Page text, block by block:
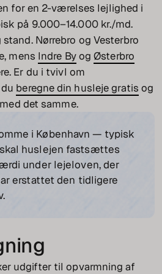
for en 2-værelses lejlighed i
på 9.000–14.000 kr./md.
Nørrebro og Vesterbro
mens Indre ByogØsterbro
Er du i tvivl om
beregne din husleje gratis og
det samme.
i København — typisk
huslejen fastsættes
under lejeloven, der
erstattet den tidligere
udgifter til opvarmning af